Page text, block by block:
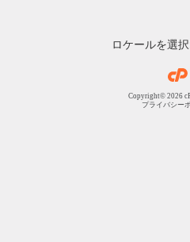
ロケールを選
Copyright© 2026
プライバシー